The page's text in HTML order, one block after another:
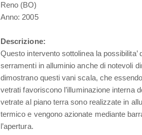
Reno (BO)
Anno: 2005
Descrizione:
Questo intervento sottolinea la possibilita’
serramenti in alluminio anche di notevoli
dimostrano questi vani scala, che
vetrati favoriscono l’illuminazione interna
vetrate al piano terra sono realizzate in
termico e vengono azionate mediante
l’apertura.